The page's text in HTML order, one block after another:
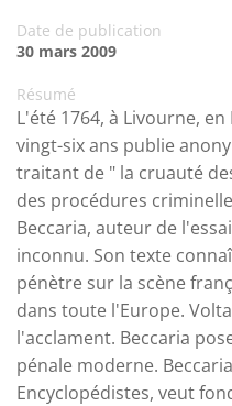
Date de publication
30 mars 2009
Résumé
L'été 1764, à Livourne,
vingt-six ans publie
traitant de " la cruauté
des procédures
Beccaria, auteur de
inconnu. Son texte
pénètre sur la scène
dans toute l'Europe.
l'acclament. Beccaria
pénale moderne.
Encyclopédistes, veut